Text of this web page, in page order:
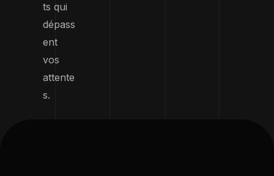
ts qui
dépass
ent
vos
attente
s.